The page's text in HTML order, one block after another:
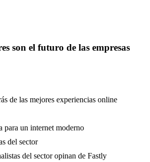
son el futuro de las empresas
de las mejores experiencias online
para un internet moderno
del sector
del sector opinan de Fastly